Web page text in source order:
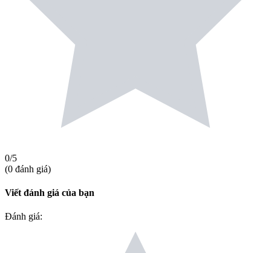
0/5
(0 đánh giá)
Viết đánh giá của bạn
Đánh giá: